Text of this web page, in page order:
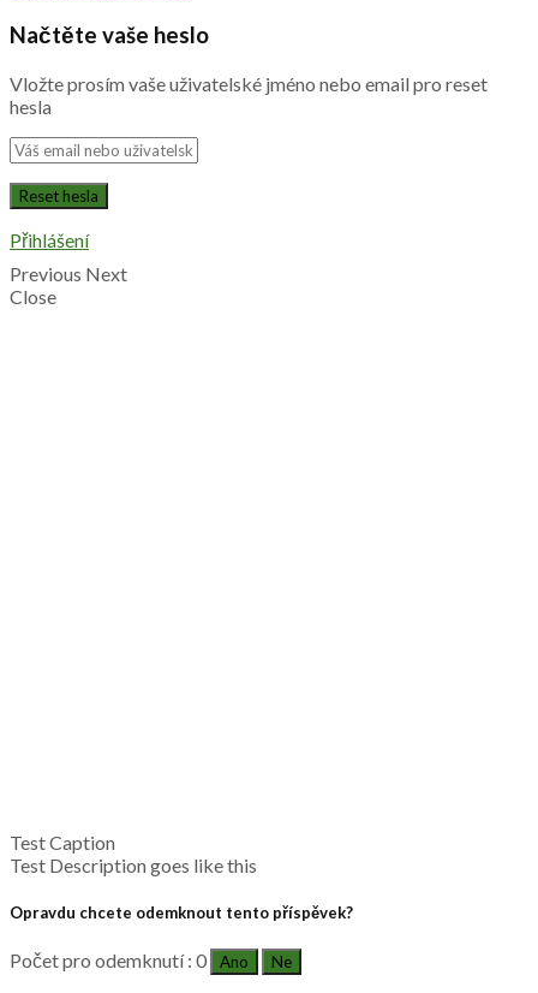
Načtěte vaše heslo
Vložte prosím vaše uživatelské jméno nebo email pro reset
hesla
Přihlášení
Previous Next
Close
Test Caption
Test Description goes like this
Opravdu chcete odemknout tento příspěvek?
Počet pro odemknutí : 0 Ano Ne